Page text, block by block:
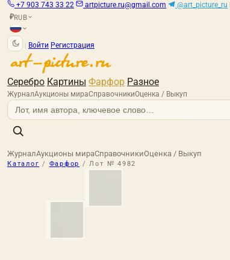
+7 903 743 33 22 artpicture.ru@gmail.com @art_picture_ru
₽RUB
Войти Регистрация
Серебро Картины Фарфор Разное
ЖурналАукционы мираСправочникиОценка / Выкуп
ЖурналАукционы мираСправочникиОценка / Выкуп
Каталог / Фарфор / Лот № 4982